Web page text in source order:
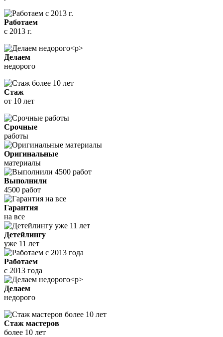
Работаем
с 2013 г.
Делаем
недорого
Стаж
от 10 лет
Срочные
работы
Оригинальные
материалы
Выполнили
4500 работ
Гарантия
на все
Детейлингу
уже 11 лет
Работаем
с 2013 года
Делаем
недорого
Стаж мастеров
более 10 лет